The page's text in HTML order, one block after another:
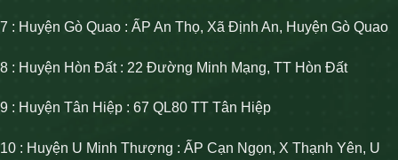
7 : Huyện Gò Quao : ẤP An Thọ, Xã Định An, Huyện Gò Quao
8 : Huyện Hòn Đất : 22 Đường Minh Mạng, TT Hòn Đất
9 : Huyện Tân Hiệp : 67 QL80 TT Tân Hiệp
10 : Huyện U Minh Thượng : ẤP Cạn Ngọn, X Thạnh Yên, U